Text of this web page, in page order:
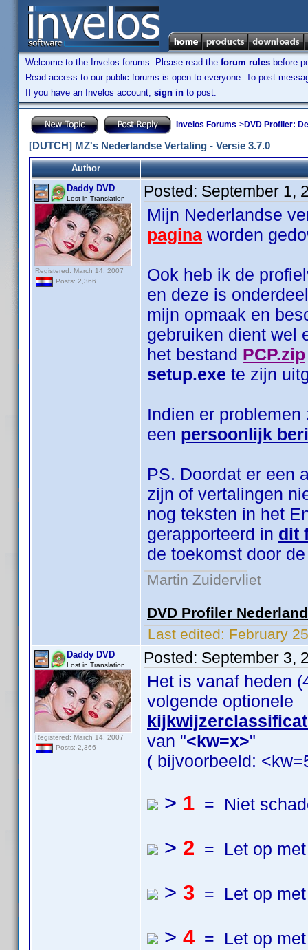
Welcome to the Invelos forums. Please read the forum rules before
Read access to our public forums is open to everyone. To post
If you have an Invelos account, sign in to post.
Invelos Forums->DVD Profiler:
[DUTCH] MZ's Nederlandse Vertaling - Versie 3.7.0
Author
Daddy DVD
Lost in Translation
Registered: March 14, 2007
Posts: 2,366
Posted: September 1,
Mijn Nederlandse
pagina worden
Ook heb ik de
en deze is
mijn opmaak en
gebruiken dient wel
het bestand PCP.zip
setup.exe te zijn
Indien er
een persoonlijk
PS. Doordat er een
zijn of vertalingen
nog teksten in het
gerapporteerd in dit
de toekomst door
Martin Zuidervliet
DVD Profiler
Last edited: February
Daddy DVD
Lost in Translation
Registered: March 14, 2007
Posts: 2,366
Posted: September 3,
Het is vanaf heden
volgende optionele
van "<kw=x>"
( bijvoorbeeld:
> 1 = Niet
> 2 = Let op
> 3 = Let op
> 4 = Let op